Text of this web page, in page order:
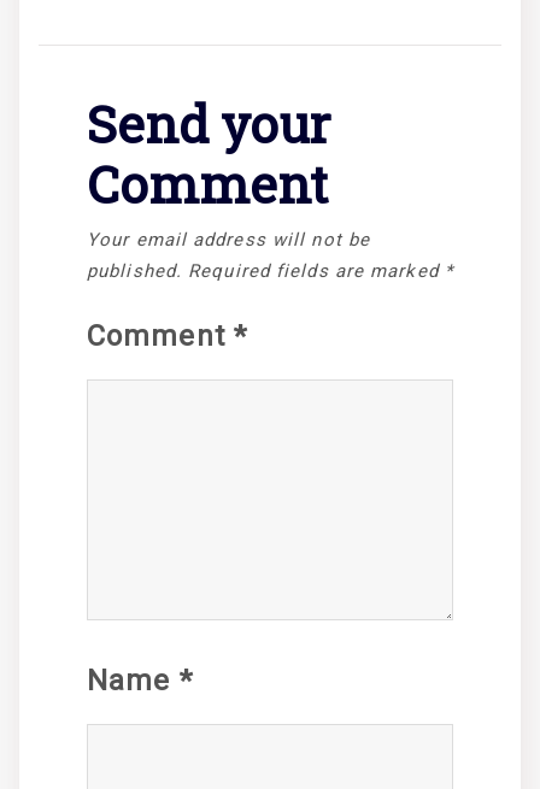
Send your
Comment
Your email address will not be
published. Required fields are marked *
Comment *
Name *